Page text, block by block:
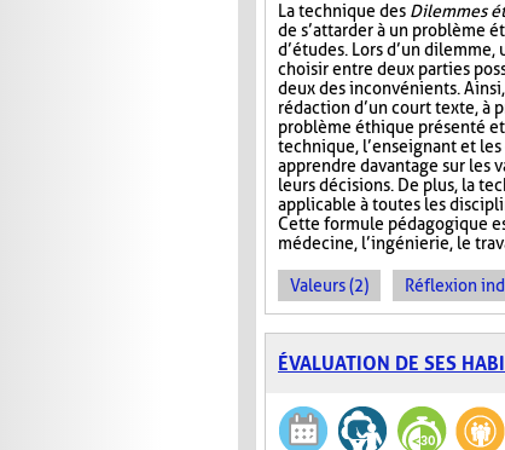
La technique des Dilemmes
de s’attarder à un problème
d’études. Lors d’un
choisir entre deux parties
deux des inconvénients.
rédaction d’un court texte, à
problème éthique présenté
technique, l’enseignant et
apprendre davantage sur les
leurs décisions. De plus, la
applicable à toutes les
Cette formule pédagogique
médecine, l’ingénierie, le
Valeurs (2) Réflexion
ÉVALUATION DE SES